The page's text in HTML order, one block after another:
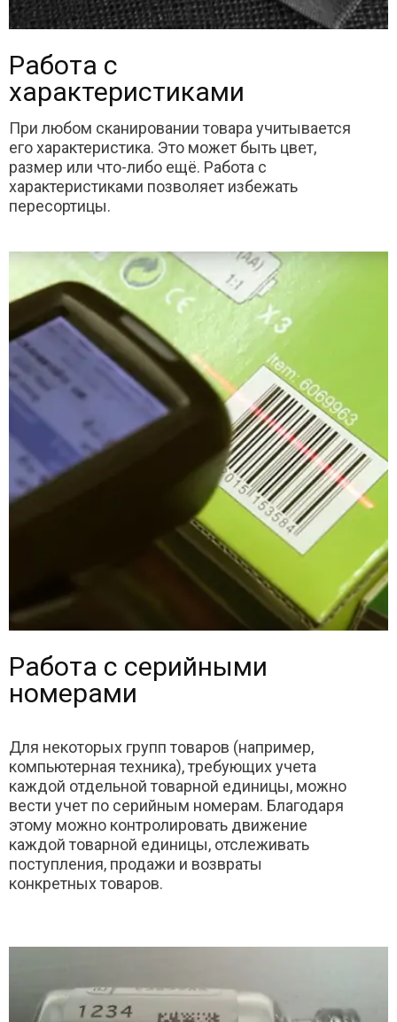
Работа с
характеристиками
При любом сканировании товара учитывается
его характеристика. Это может быть цвет,
размер или что-либо ещё. Работа с
характеристиками позволяет избежать
пересортицы.
Работа с серийными
номерами
Для некоторых групп товаров (например,
компьютерная техника), требующих учета
каждой отдельной товарной единицы, можно
вести учет по серийным номерам. Благодаря
этому можно контролировать движение
каждой товарной единицы, отслеживать
поступления, продажи и возвраты
конкретных товаров.